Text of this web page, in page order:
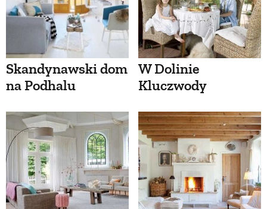
Skandynawski dom
na Podhalu
W Dolinie
Kluczwody